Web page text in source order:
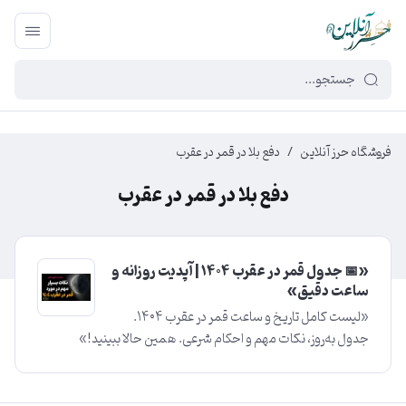
449f43cf-3da2-4422-bb12-2566cb5b8b05
فروشگاه حرز آنلاین / دفع بلا در قمر در عقرب
دفع بلا در قمر در عقرب
«📅 جدول قمر در عقرب ۱۴۰۴ | آپدیت روزانه و
ساعت دقیق»
«لیست کامل تاریخ و ساعت قمر در عقرب ۱۴۰۴.
جدول به‌روز، نکات مهم و احکام شرعی. همین حالا ببینید!»